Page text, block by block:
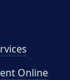
Online